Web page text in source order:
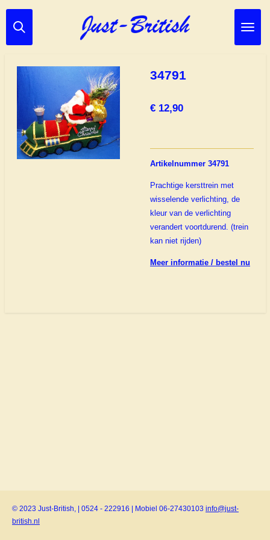
Ga
direct
hoofdinhoud
34791
€ 12,90
Artikelnummer 34791
Prachtige kersttrein met
wisselende verlichting, de
kleur van de verlichting
verandert voortdurend. (trein
kan niet rijden)
Meer informatie / bestel nu
© 2023 Just-British, | 0524 - 222916 | Mobiel 06-27430103 info@just-
british.nl